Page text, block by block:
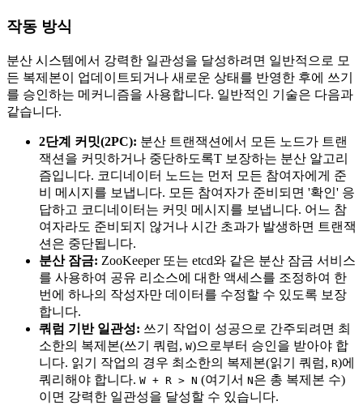
작동 방식
분산 시스템에서 강력한 일관성을 달성하려면 일반적으로 모
든 복제본이 업데이트되거나 새로운 상태를 반영한 후에 쓰기
를 승인하는 메커니즘을 사용합니다. 일반적인 기술은 다음과
같습니다.
2단계 커밋(2PC): 분산 트랜잭션에서 모든 노드가 트랜
잭션을 커밋하거나 중단하도록T 보장하는 분산 알고리
즘입니다. 코디네이터 노드는 먼저 모든 참여자에게 준
비 메시지를 보냅니다. 모든 참여자가 준비되면 '확인' 응
답하고 코디네이터는 커밋 메시지를 보냅니다. 어느 참
여자라도 준비되지 않거나 시간 초과가 발생하면 트랜잭
션은 중단됩니다.
분산 잠금: ZooKeeper 또는 etcd와 같은 분산 잠금 서비스
를 사용하여 공유 리소스에 대한 액세스를 조정하여 한
번에 하나의 작성자만 데이터를 수정할 수 있도록 보장
합니다.
쿼럼 기반 일관성: 쓰기 작업이 성공으로 간주되려면 최
소한의 복제본(쓰기 쿼럼, W)으로부터 승인을 받아야 합
니다. 읽기 작업의 경우 최소한의 복제본(읽기 쿼럼, R)에
쿼리해야 합니다. W + R > N (여기서 N은 총 복제본 수)
이면 강력한 일관성을 달성할 수 있습니다.